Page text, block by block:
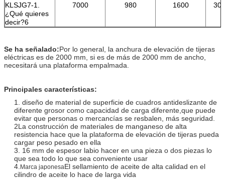
KLSJG7-1.
¿Qué quieres
decir?6
7000 980 1600
Se ha señalado:Por lo general, la anchura de elevación de tijeras
eléctricas es de 2000 mm, si es de más de 2000 mm de ancho,
necesitará una plataforma empalmada.
Principales características:
1. diseño de material de superficie de cuadros antideslizante de
diferente grosor como capacidad de carga diferente, que puede
evitar que personas o mercancías se resbalen, más seguridad.
2La construcción de materiales de manganeso de alta
resistencia hace que la plataforma de elevación de tijeras pueda
cargar peso pesado en ella
3. 16 mm de espesor labio hacer en una pieza o dos piezas lo
que sea todo lo que sea conveniente usar
4. Marca japonesaEl sellamiento de aceite de alta calidad en el
cilindro de aceite lo hace de larga vida